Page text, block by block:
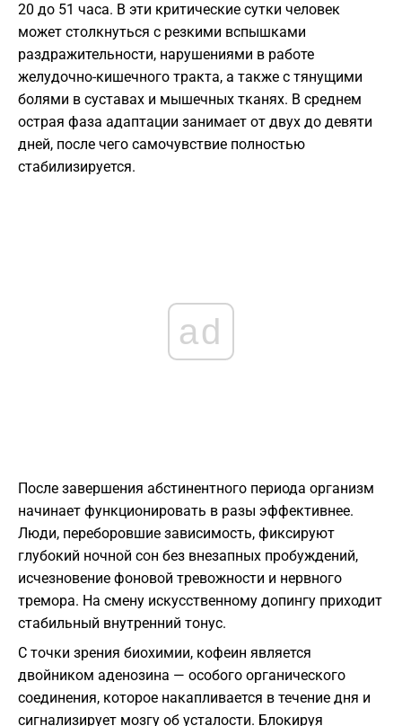
20 до 51 часа. В эти критические сутки человек
может столкнуться с резкими вспышками
раздражительности, нарушениями в работе
желудочно-кишечного тракта, а также с тянущими
болями в суставах и мышечных тканях. В среднем
острая фаза адаптации занимает от двух до девяти
дней, после чего самочувствие полностью
стабилизируется.
ad
После завершения абстинентного периода организм
начинает функционировать в разы эффективнее.
Люди, переборовшие зависимость, фиксируют
глубокий ночной сон без внезапных пробуждений,
исчезновение фоновой тревожности и нервного
тремора. На смену искусственному допингу приходит
стабильный внутренний тонус.
С точки зрения биохимии, кофеин является
двойником аденозина — особого органического
соединения, которое накапливается в течение дня и
сигнализирует мозгу об усталости. Блокируя